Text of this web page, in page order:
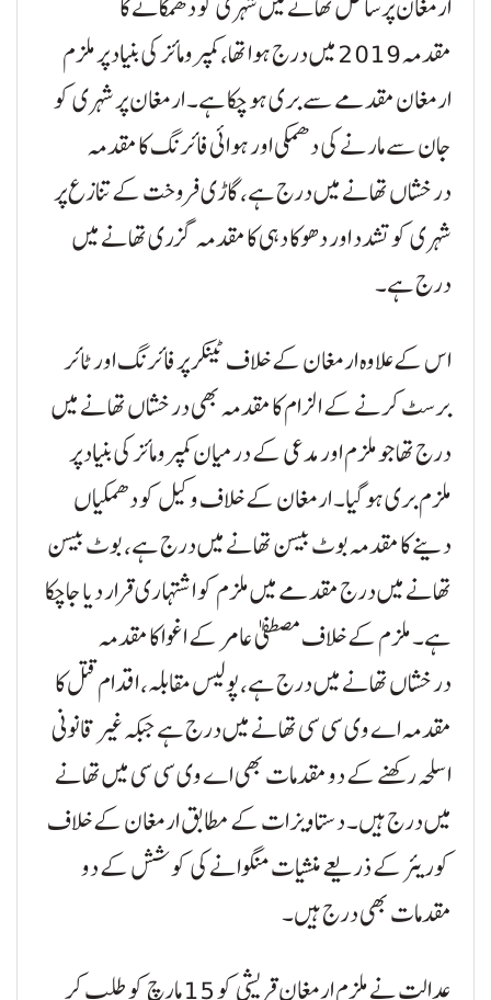
مقدمہ 2019 میں درج ہوا تھا، کمپرومائز کی بنیاد پر ملزم
ارمغان مقدمے سے بری ہو چکا ہے۔ ارمغان پر شہری کو
جان سے مارنے کی دھمکی اور ہوائی فائرنگ کا مقدمہ
درخشاں تھانے میں درج ہے، گاڑی فروخت کے تنازع پر
شہری کو تشدد اور دھوکا دہی کا مقدمہ گزری تھانے میں
درج ہے۔
اس کے علاوہ ارمغان کے خلاف ٹینکر پر فائرنگ اور ٹائر
برسٹ کرنے کے الزام کا مقدمہ بھی درخشاں تھانے میں
درج تھا جو ملزم اور مدعی کے درمیان کمپرومائز کی بنیاد پر
ملزم بری ہو گیا۔ ارمغان کے خلاف وکیل کو دھمکیاں
دینے کا مقدمہ بوٹ بیسن تھانے میں درج ہے، بوٹ بیسن
تھانے میں درج مقدمے میں ملزم کو اشتہاری قرار دیا جاچکا
ہے۔ ملزم کے خلاف مصطفیٰ عامر کے اغوا کا مقدمہ
درخشاں تھانے میں درج ہے، پولیس مقابلہ، اقدام قتل کا
مقدمہ اے وی سی سی تھانے میں درج ہے جبکہ غیر قانونی
اسلحہ رکھنے کے دو مقدمات بھی اے وی سی سی میں تھانے
میں درج ہیں۔ دستاویزات کے مطابق ارمغان کے خلاف
کوریئر کے ذریعے منشیات منگوانے کی کوشش کے دو
مقدمات بھی درج ہیں۔
عدالت نے ملزم ارمغان قریشی کو 15 مارچ کو طلب کر